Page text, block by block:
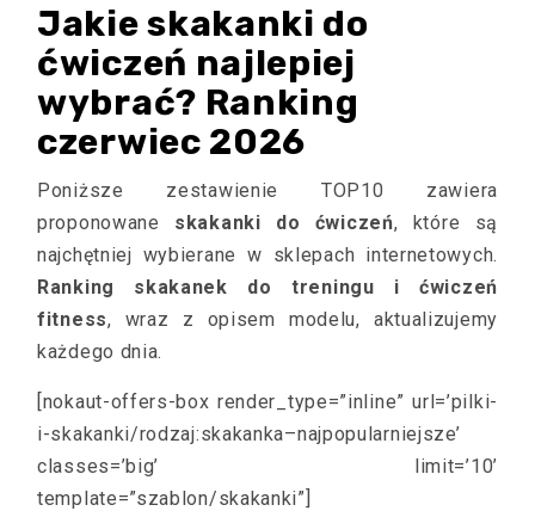
Jakie skakanki do
ćwiczeń najlepiej
wybrać? Ranking
czerwiec 2026
Poniższe zestawienie TOP10 zawiera
proponowane skakanki do ćwiczeń, które są
najchętniej wybierane w sklepach internetowych.
Ranking skakanek do treningu i ćwiczeń
fitness, wraz z opisem modelu, aktualizujemy
każdego dnia.
[nokaut-offers-box render_type=”inline” url=’pilki-
i-skakanki/rodzaj:skakanka–najpopularniejsze’
classes=’big’ limit=’10’
template=”szablon/skakanki”]